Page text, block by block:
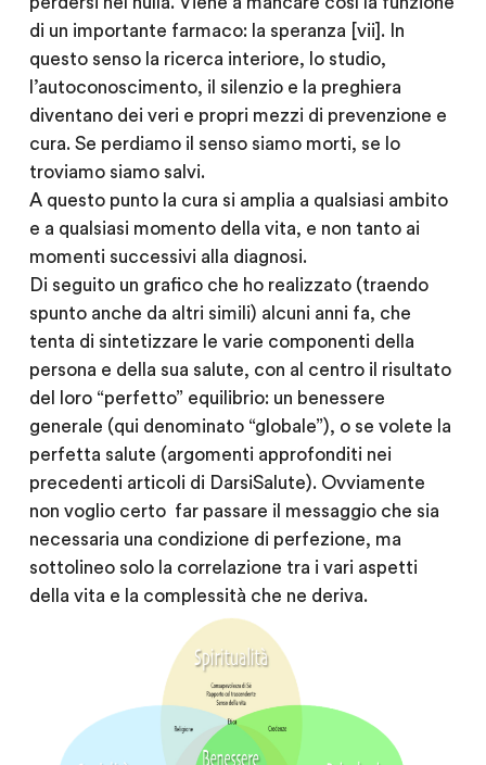
di un importante farmaco: la speranza [vii]. In
questo senso la ricerca interiore, lo studio,
l’autoconoscimento, il silenzio e la preghiera
diventano dei veri e propri mezzi di prevenzione e
cura. Se perdiamo il senso siamo morti, se lo
troviamo siamo salvi.
A questo punto la cura si amplia a qualsiasi ambito
e a qualsiasi momento della vita, e non tanto ai
momenti successivi alla diagnosi.
Di seguito un grafico che ho realizzato (traendo
spunto anche da altri simili) alcuni anni fa, che
tenta di sintetizzare le varie componenti della
persona e della sua salute, con al centro il risultato
del loro “perfetto” equilibrio: un benessere
generale (qui denominato “globale”), o se volete la
perfetta salute (argomenti approfonditi nei
precedenti articoli di DarsiSalute). Ovviamente
non voglio certo far passare il messaggio che sia
necessaria una condizione di perfezione, ma
sottolineo solo la correlazione tra i vari aspetti
della vita e la complessità che ne deriva.